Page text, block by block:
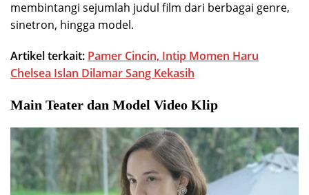
membintangi sejumlah judul film dari berbagai genre,
sinetron, hingga model.
Artikel terkait: Pamer Cincin, Intip Momen Haru
Chelsea Islan Dilamar Sang Kekasih
Main Teater dan Model Video Klip